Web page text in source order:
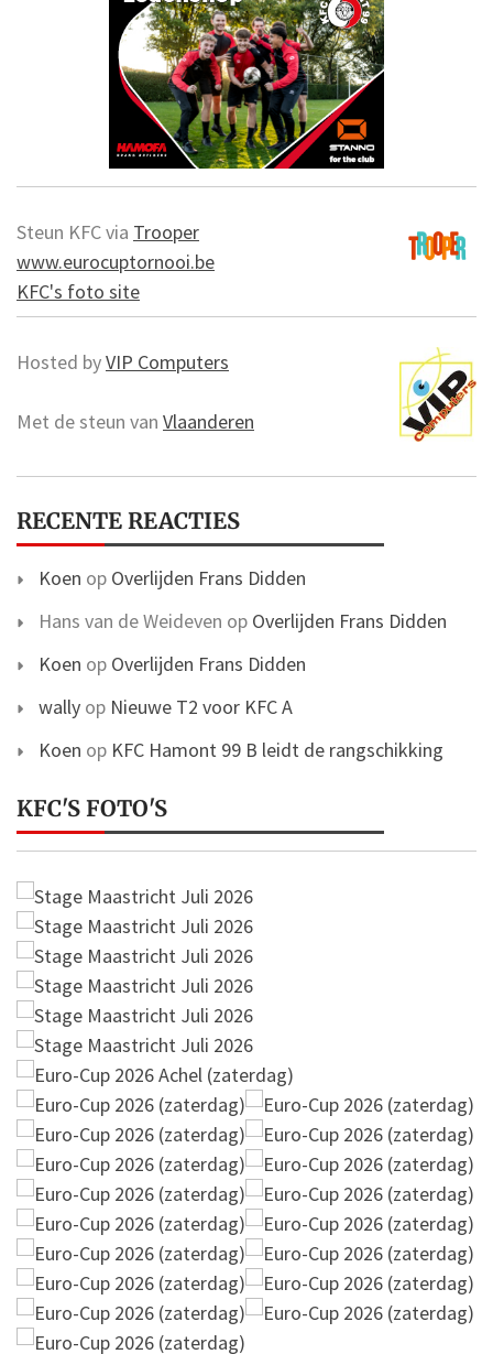
Steun KFC via Trooper
www.eurocuptornooi.be
KFC's foto site
Hosted byVIP Computers
Met de steun van Vlaanderen
RECENTE REACTIES
Koen op Overlijden Frans Didden
Hans van de Weideven op Overlijden Frans Didden
Koen op Overlijden Frans Didden
wally op Nieuwe T2 voor KFC A
Koen op KFC Hamont 99 B leidt de rangschikking
KFC'S FOTO'S